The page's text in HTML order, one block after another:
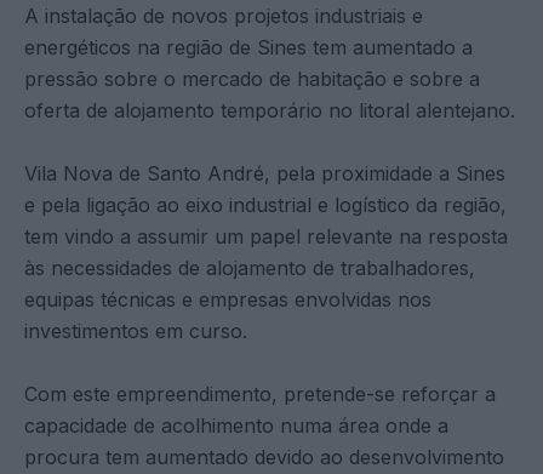
A instalação de novos projetos industriais e
energéticos na região de Sines tem aumentado a
pressão sobre o mercado de habitação e sobre a
oferta de alojamento temporário no litoral alentejano.
Vila Nova de Santo André, pela proximidade a Sines
e pela ligação ao eixo industrial e logístico da região,
tem vindo a assumir um papel relevante na resposta
às necessidades de alojamento de trabalhadores,
equipas técnicas e empresas envolvidas nos
investimentos em curso.
Com este empreendimento, pretende-se reforçar a
capacidade de acolhimento numa área onde a
procura tem aumentado devido ao desenvolvimento